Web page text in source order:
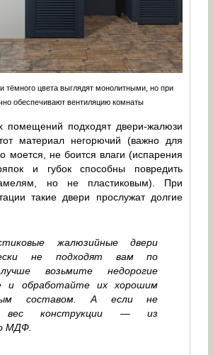
тёмного цвета выглядят монолитными, но при
обеспечивают вентиляцию комнаты
помещений подходят двери-жалюзи
материал негорючий (важно для
моется, не боится влаги (испарения
и губок способны повредить
но не пластиковым). При
такие двери прослужат долгие
жалюзийные двери
не подходят вам по
возьмите недорогие
и обработайте их хорошим
составом. А если не
вес конструкции — из
МДФ.